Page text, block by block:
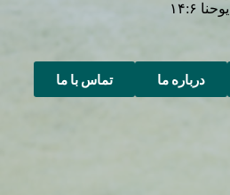
یوحنا ۱۴:۶
درباره ما تماس با ما